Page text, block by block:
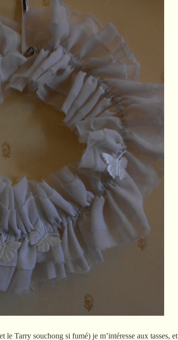
le Tarry souchong si fumé) je m’intéresse aux tasses, et